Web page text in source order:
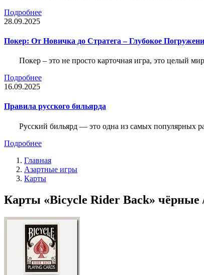
Подробнее
28.09.2025
Покер: От Новичка до Стратега – Глубокое
Покер – это не просто карточная игра, это целый
Подробнее
16.09.2025
Правила русского бильярда
Русский бильярд — это одна из самых популярных
Подробнее
Главная
Азартные игры
Карты
Карты «Bicycle Rider Back» чёрные